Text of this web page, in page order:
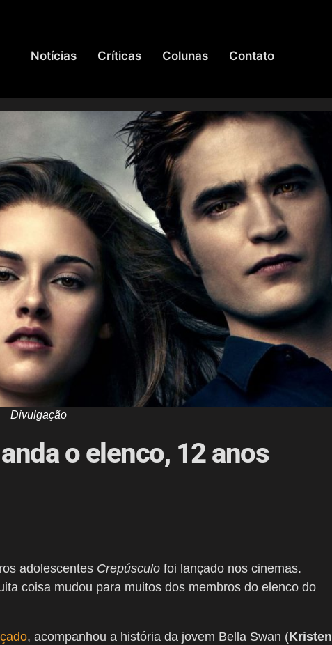
Notícias Críticas Colunas Contato
Divulgação
o elenco, 12 anos
adolescentes Crepúsculo foi lançado nos cinemas.
coisa mudou para muitos dos membros do elenco do
, acompanhou a história da jovem Bella Swan (Kristen